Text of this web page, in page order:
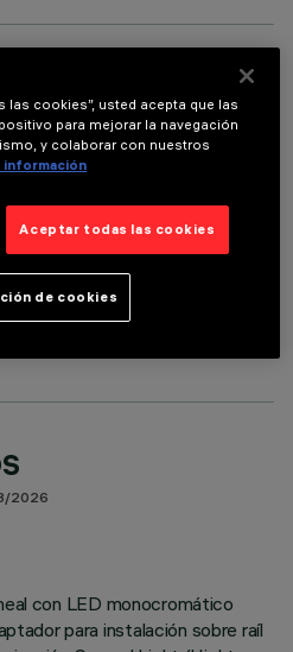
para instalar y utilizar correctamente el
2026
con LED monocromático
para instalación sobre raíl
las cookies”, usted acepta que las
para mejorar la navegación
y colaborar con nuestros
información
Aceptar todas las cookies
de cookies